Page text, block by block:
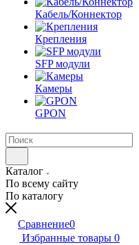
Кабель/Коннектор
Крепления
SFP модули
Камеры
GPON
Каталог
По всему сайту
По каталогу
Сравнение0
Избранные товары 0